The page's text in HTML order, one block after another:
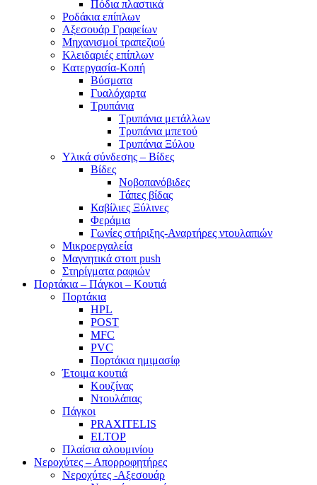
Πόδια πλαστικά
Ροδάκια επίπλων
Αξεσουάρ Γραφείων
Μηχανισμοί τραπεζιού
Κλειδαριές επίπλων
Κατεργασία-Κοπή
Βύσματα
Γυαλόχαρτα
Τρυπάνια
Τρυπάνια μετάλλων
Τρυπάνια μπετού
Τρυπάνια Ξύλου
Υλικά σύνδεσης – Βίδες
Βίδες
Νοβοπανόβιδες
Τάπες βίδας
Καβίλιες Ξύλινες
Φεράμια
Γωνίες στήριξης-Αναρτήρες ντουλαπιών
Μικροεργαλεία
Μαγνητικά στοπ push
Στηρίγματα ραφιών
Πορτάκια – Πάγκοι – Κουτιά
Πορτάκια
HPL
POST
MFC
PVC
Πορτάκια ημιμασίφ
Έτοιμα κουτιά
Κουζίνας
Ντουλάπας
Πάγκοι
PRAXITELIS
ELTOP
Πλαίσια αλουμινίου
Νεροχύτες – Απορροφητήρες
Νεροχύτες -Αξεσουάρ